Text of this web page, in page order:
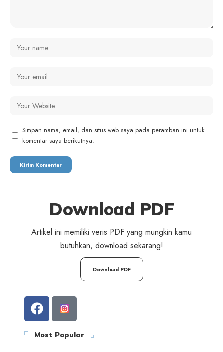
Simpan nama, email, dan situs web saya pada peramban ini untuk
komentar saya berikutnya.
Download PDF
Artikel ini memiliki veris PDF yang mungkin kamu
butuhkan, download sekarang!
Download PDF
Most Popular